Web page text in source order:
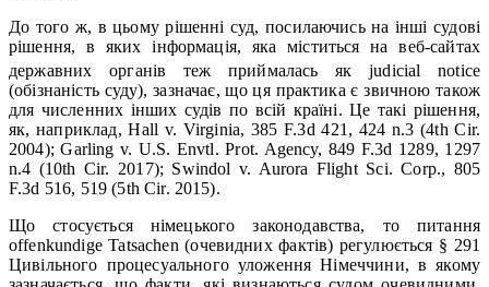
До того ж, в цьому рішенні суд, посилаючись на інші судові
рішення, в яких інформація, яка міститься на веб-сайтах
державних органів теж приймалась як judicial notice
(обізнаність суду), зазначає, що ця практика є звичною також
для численних інших судів по всій країні. Це такі рішення,
як, наприклад, Hall v. Virginia, 385 F.3d 421, 424 n.3 (4th Cir.
2004); Garling v. U.S. Envtl. Prot. Agency, 849 F.3d 1289, 1297
n.4 (10th Cir. 2017); Swindol v. Aurora Flight Sci. Corp., 805
F.3d 516, 519 (5th Cir. 2015).
Що стосується німецького законодавства, то питання
оffenkundige Tatsachen (очевидних фактів) регулюється § 291
Цивільного процесуального уложення Німеччини, в якому